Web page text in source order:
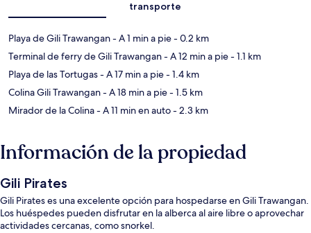
transporte
Playa de Gili Trawangan- A 1 min a pie- 0.2 km
Terminal de ferry de Gili Trawangan- A 12 min a pie- 1.1 km
Playa de las Tortugas- A 17 min a pie- 1.4 km
Colina Gili Trawangan- A 18 min a pie- 1.5 km
Mirador de la Colina- A 11 min en auto- 2.3 km
Información de la propiedad
Gili Pirates
Gili Pirates es una excelente opción para hospedarse en Gili Trawangan.
Los huéspedes pueden disfrutar en la alberca al aire libre o aprovechar
actividades cercanas, como snorkel.